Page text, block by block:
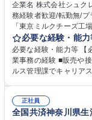
企業名 株式会社シュクレイ 求人名 【東京/お菓子メーカーの事
務経験者歓迎/転勤無/プライム上場G 仕事の内
「東京ミルクチーズ工
ー」「DROOLY」等の
ブランド商品の事務業務をお任せい
舗からの発注受付/PC
録 ■日々の売上抽出・
必要な経験・能力
必要な経験・能力等 【
業事務の経験 ■販売や接客サービスの経
ルス管理課でキャリア
や個別面談を通してご
もバックアップしていきます。 学歴・資格 学歴：大
正社員
全国共済神奈川県生